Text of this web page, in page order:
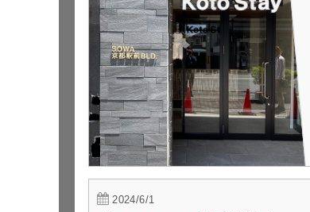
2024/6/1